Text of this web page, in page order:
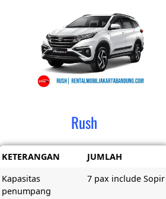
Rush
KETERANGAN
JUMLAH
Kapasitas
penumpang
7 pax include Sopir